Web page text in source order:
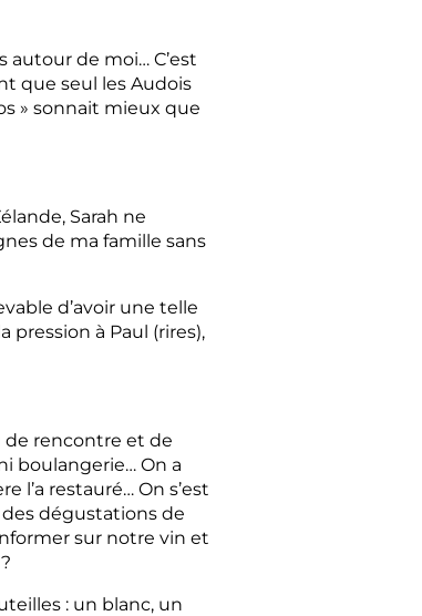
autour de moi… C’est
que seul les Audois
» sonnait mieux que
Sarah ne
de ma famille sans
d’avoir une telle
pression à Paul (rires),
de rencontre et de
boulangerie… On a
l’a restauré… On s’est
dégustations de
sur notre vin et
: un blanc, un